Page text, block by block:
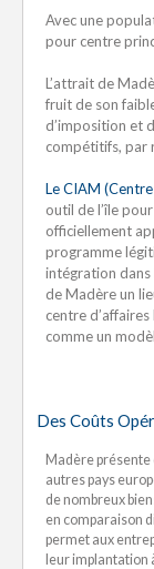
Avec une
pour centre
L’attrait de
fruit de son
d’imposition et
compétitifs, par
Le CIAM
outil de l’île
officiellement
programme
intégration dans
de Madère un
centre
comme un
Des Coûts
Madère présente
autres pays
de nombreux
en comparaison
permet aux
leur implantation